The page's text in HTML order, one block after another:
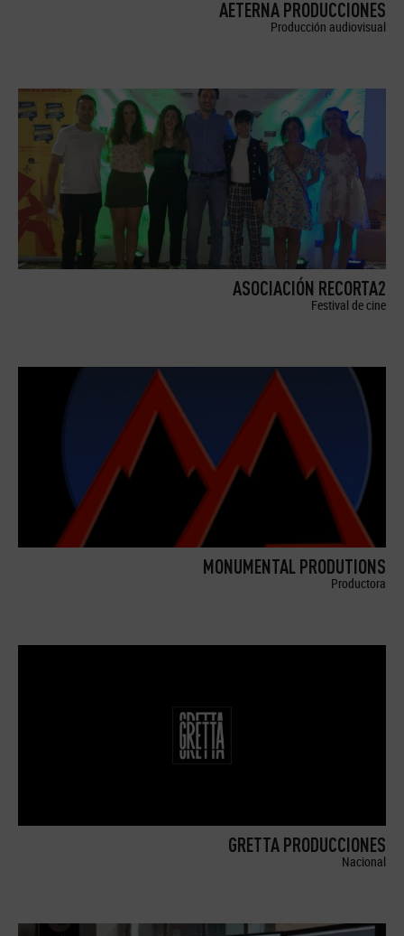
AETERNA PRODUCCIONES
Producción audiovisual
ASOCIACIÓN RECORTA2
Festival de cine
MONUMENTAL PRODUTIONS
Productora
GRETTA PRODUCCIONES
Nacional